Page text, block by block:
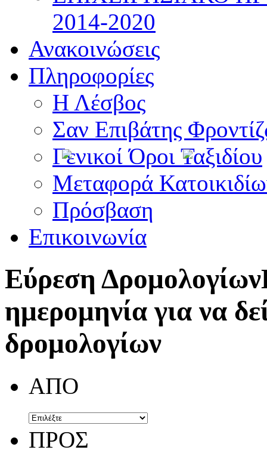
2014-2020
Ανακοινώσεις
Πληροφορίες
Η Λέσβος
Σαν Επιβάτης
Γενικοί Όροι Ταξιδίου
Μεταφορά
Πρόσβαση
Επικοινωνία
Εύρεση Δρομολογίων
ημερομηνία για να
δρομολογίων
ΑΠΟ
ΠΡΟΣ